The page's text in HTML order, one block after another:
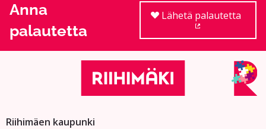
Anna
palautetta
Lähetä palautetta
Riihimäen kaupunki